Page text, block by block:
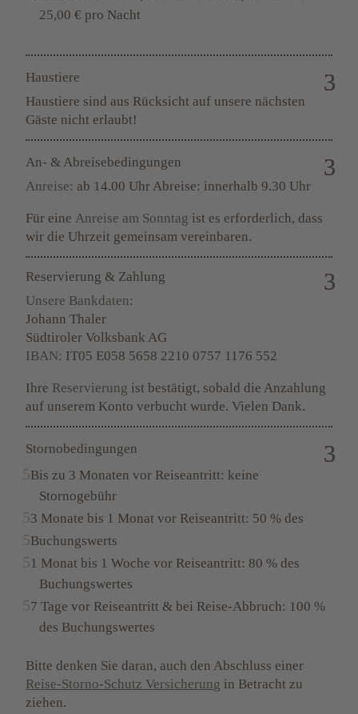
25,00 € pro Nacht
Haustiere
Haustiere sind aus Rücksicht auf unsere nächsten
Gäste nicht erlaubt!
An- & Abreisebedingungen
Anreise: ab 14.00 Uhr Abreise: innerhalb 9.30 Uhr
Für eineAnreise am Sonntag ist es erforderlich, dass
wir die Uhrzeit gemeinsam vereinbaren.
Reservierung & Zahlung
Unsere Bankdaten:
Johann Thaler
Südtiroler Volksbank AG
IBAN: IT05 E058 5658 2210 0757 1176 552
Ihre Reservierung ist bestätigt, sobald die Anzahlung
auf unserem Konto verbucht wurde. Vielen Dank.
Stornobedingungen
Bis zu 3 Monaten vor Reiseantritt: keine
Stornogebühr
3 Monate bis 1 Monat vor Reiseantritt: 50 % des
Buchungswerts
1 Monat bis 1 Woche vor Reiseantritt: 80 % des
Buchungswertes
7 Tage vor Reiseantritt & bei Reise-Abbruch: 100 %
des Buchungswertes
Bitte denken Sie daran, auch den Abschluss einer
Reise-Storno-Schutz Versicherung in Betracht zu
ziehen.